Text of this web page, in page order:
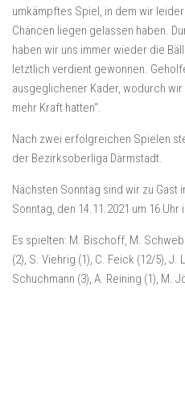
umkämpftes Spiel, in dem wir
Chancen liegen gelassen haben.
haben wir uns immer wieder die
letztlich verdient gewonnen.
ausgeglichener Kader, wodurch
mehr Kraft hatten“.
Nach zwei erfolgreichen Spielen
der Bezirksoberliga Darmstadt.
Nächsten Sonntag sind wir zu Gast
Sonntag, den 14.11.2021 um 16
Es spielten: M. Bischoff, M.
(2), S. Viehrig (1), C. Feick (12/5), J.
Schuchmann (3), A. Reining (1), M.